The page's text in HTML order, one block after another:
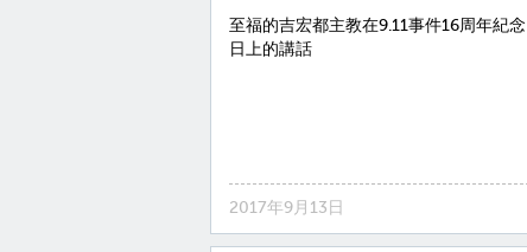
至福的吉宏都主教在9.11事件16周年紀念
日上的講話
2017年9月13日